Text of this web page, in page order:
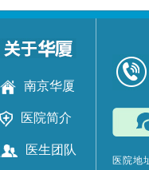
南京华厦
医院简介
医生团队
医院地